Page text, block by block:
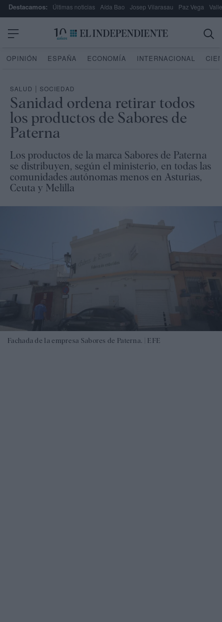
Destacamos: Últimas noticias Aída Bao Josep Vilarasau Paz Vega
OPINIÓN ESPAÑA ECONOMÍA INTERNACIONAL
SALUD | SOCIEDAD
Sanidad ordena retirar todos
los productos de Sabores de
Paterna
Los productos de la marca Sabores de Paterna
se distribuyen, según el ministerio, en todas las
comunidades autónomas menos en Asturias,
Ceuta y Melilla
Fachada de la empresa Sabores de Paterna. | EFE